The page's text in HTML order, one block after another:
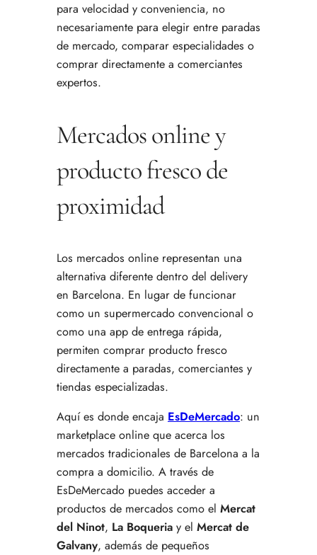
para velocidad y conveniencia, no
necesariamente para elegir entre paradas
de mercado, comparar especialidades o
comprar directamente a comerciantes
expertos.
Mercados online y
producto fresco de
proximidad
Los mercados online representan una
alternativa diferente dentro del delivery
en Barcelona. En lugar de funcionar
como un supermercado convencional o
como una app de entrega rápida,
permiten comprar producto fresco
directamente a paradas, comerciantes y
tiendas especializadas.
Aquí es donde encaja EsDeMercado: un
marketplace online que acerca los
mercados tradicionales de Barcelona a la
compra a domicilio. A través de
EsDeMercado puedes acceder a
productos de mercados como el Mercat
del Ninot, La Boqueria y el Mercat de
Galvany, además de pequeños